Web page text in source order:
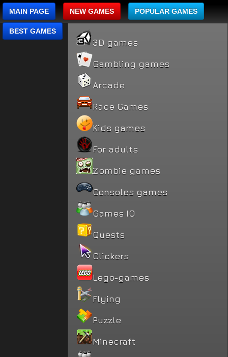
MAIN PAGE NEW GAMES POPULAR GAMES
BEST GAMES
3D games
Gambling games
Arcade
Race Games
Kids games
For adults
Zombie games
Consoles games
Games IO
Quests
Clickers
Lego-games
Flying
Puzzle
Minecraft